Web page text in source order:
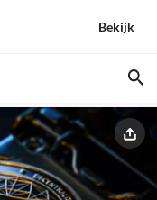
Bekijk